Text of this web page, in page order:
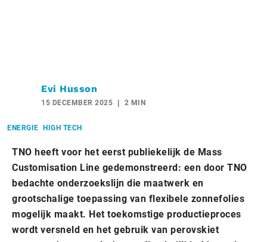
Evi Husson
15 DECEMBER 2025 2 MIN
ENERGIE HIGH TECH
TNO heeft voor het eerst publiekelijk de Mass
Customisation Line gedemonstreerd: een door TNO
bedachte onderzoekslijn die maatwerk en
grootschalige toepassing van flexibele zonnefolies
mogelijk maakt. Het toekomstige productieproces
wordt versneld en het gebruik van perovskiet